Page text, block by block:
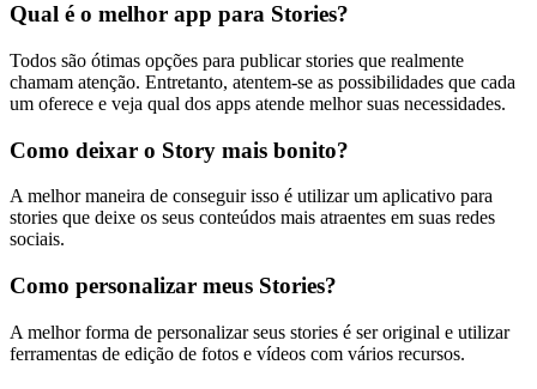
Qual é o melhor app para Stories?
Todos são ótimas opções para publicar stories que realmente
chamam atenção. Entretanto, atentem-se as possibilidades que cada
um oferece e veja qual dos apps atende melhor suas necessidades.
Como deixar o Story mais bonito?
A melhor maneira de conseguir isso é utilizar um aplicativo para
stories que deixe os seus conteúdos mais atraentes em suas redes
sociais.
Como personalizar meus Stories?
A melhor forma de personalizar seus stories é ser original e utilizar
ferramentas de edição de fotos e vídeos com vários recursos.